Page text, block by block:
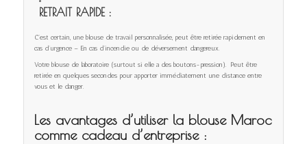
RETRAIT RAPIDE :
C’est certain, une blouse de travail personnalisée, peut être retirée rapidement en
cas d’urgence – En cas d’incendie ou de déversement dangereux.
Votre blouse de laboratoire (surtout si elle a des boutons-pression). Peut être
retirée en quelques secondes pour apporter immédiatement une distance entre
vous et le danger.
Les avantages d’utiliser la blouse Maroc
comme cadeau d’entreprise :